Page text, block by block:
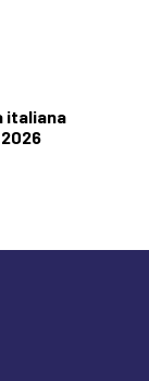
italiana